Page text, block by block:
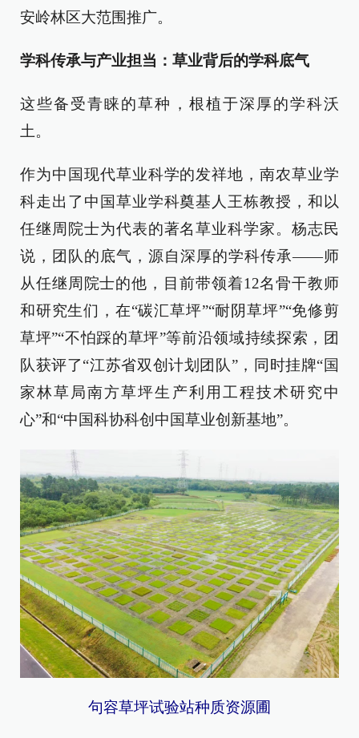
安岭林区大范围推广。
学科传承与产业担当：草业背后的学科底气
这些备受青睐的草种，根植于深厚的学科沃
土。
作为中国现代草业科学的发祥地，南农草业学
科走出了中国草业学科奠基人王栋教授，和以
任继周院士为代表的著名草业科学家。杨志民
说，团队的底气，源自深厚的学科传承——师
从任继周院士的他，目前带领着12名骨干教师
和研究生们，在“碳汇草坪”“耐阴草坪”“免修剪
草坪”“不怕踩的草坪”等前沿领域持续探索，团
队获评了“江苏省双创计划团队”，同时挂牌“国
家林草局南方草坪生产利用工程技术研究中
心”和“中国科协科创中国草业创新基地”。
句容草坪试验站种质资源圃